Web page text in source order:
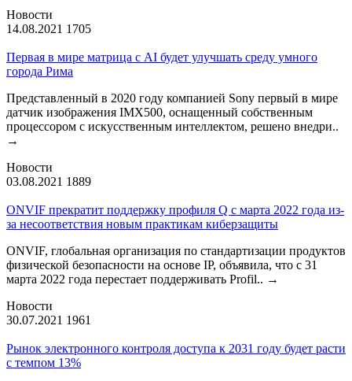
Новости
14.08.2021 1705
Первая в мире матрица с AI будет улучшать среду умного
города Рима
Представленный в 2020 году компанией Sony первый в мире
датчик изображения IMX500, оснащенный собственным
процессором с искусственным интеллектом, решено внедри..
→
Новости
03.08.2021 1889
ONVIF прекратит поддержку профиля Q с марта 2022 года из-
за несоответствия новым практикам киберзащиты
ONVIF, глобальная организация по стандартизации продуктов
физической безопасности на основе IP, объявила, что с 31
марта 2022 года перестает поддерживать Profil.. →
Новости
30.07.2021 1961
Рынок электронного контроля доступа к 2031 году будет расти
с темпом 13%